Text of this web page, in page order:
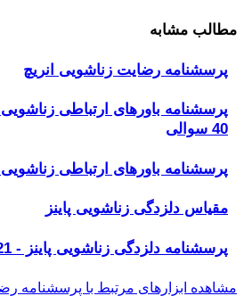
مطالب مشابه
پرسشنامه رضایت زناشویی انریچ
پرسشنامه باورهای ارتباطی
40 سوالی
پرسشنامه باورهای ارتباطی زناشویی
مقیاس دلزدگی زناشویی پاینز
پرسشنامه دلزدگی زناشویی پاینز - 21 سؤالی
مشاهده ابزارهای مرتبط با پرسشنامه